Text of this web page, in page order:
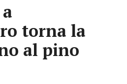
torna la
al pino